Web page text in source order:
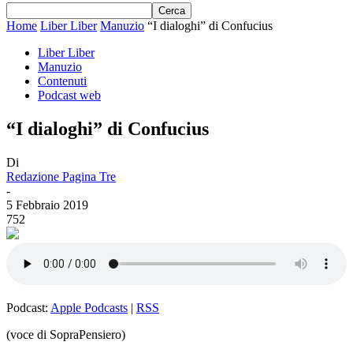
Home Liber Liber Manuzio “I dialoghi” di Confucius
Liber Liber
Manuzio
Contenuti
Podcast web
“I dialoghi” di Confucius
Di
Redazione Pagina Tre
-
5 Febbraio 2019
752
Podcast: Apple Podcasts | RSS
(voce di SopraPensiero)